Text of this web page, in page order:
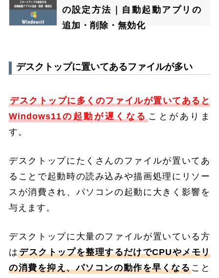
の設定方法｜自動起動アプリの
追加・削除・無効化
デスクトップに置いてあるファイルが多い
デスクトップに多くのファイルが置いてあると
Windows11の起動が遅くなる ことがありま
す。
デスクトップにたくさんのファイルが置いてあ
ることで起動時の読み込みや描画処理にリソー
スが消費され、パソコンの起動に大きく影響を
与えます。
デスクトップに大量のファイルが置いている方
はデスクトップを整理するだけでCPUやメモリ
の消費を抑え、パソコンの動作を早くなること